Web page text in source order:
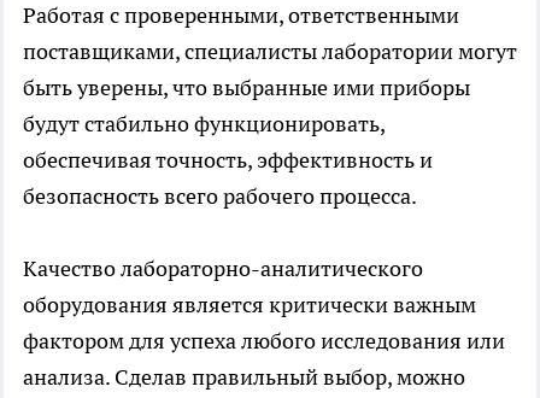
Работая с проверенными, ответственными
поставщиками, специалисты лаборатории могут
быть уверены, что выбранные ими приборы
будут стабильно функционировать,
обеспечивая точность, эффективность и
безопасность всего рабочего процесса.
Качество лабораторно-аналитического
оборудования является критически важным
фактором для успеха любого исследования или
анализа. Сделав правильный выбор, можно